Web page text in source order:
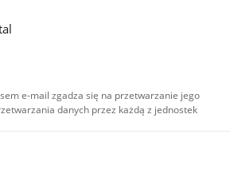
e-mail zgadza się na przetwarzanie jego
danych przez każdą z jednostek